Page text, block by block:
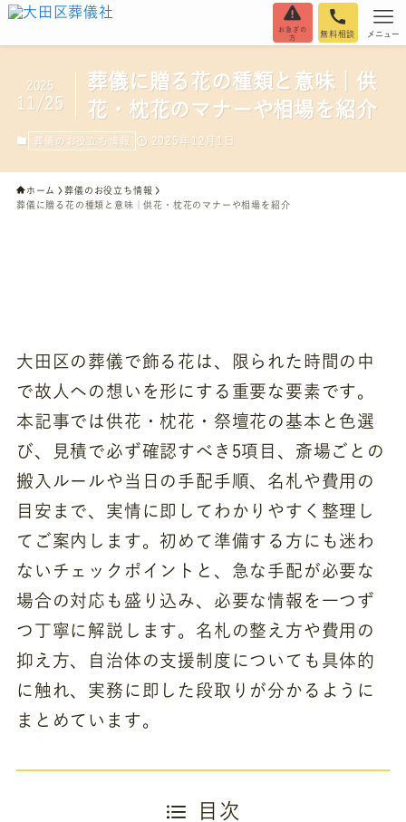
お急ぎの
方
無料相談 メニュー
葬儀に贈る花の種類と意味｜供
花・枕花のマナーや相場を紹介
2025
11/25
葬儀のお役立ち情報 2025年12月1日
ホーム
葬儀のお役立ち情報
葬儀に贈る花の種類と意味｜供花・枕花のマナーや相場を紹介
大田区の葬儀で飾る花は、限られた時間の中
で故人への想いを形にする重要な要素です。
本記事では供花・枕花・祭壇花の基本と色選
び、見積で必ず確認すべき5項目、斎場ごとの
搬入ルールや当日の手配手順、名札や費用の
目安まで、実情に即してわかりやすく整理し
てご案内します。初めて準備する方にも迷わ
ないチェックポイントと、急な手配が必要な
場合の対応も盛り込み、必要な情報を一つず
つ丁寧に解説します。名札の整え方や費用の
抑え方、自治体の支援制度についても具体的
に触れ、実務に即した段取りが分かるように
まとめています。
目次